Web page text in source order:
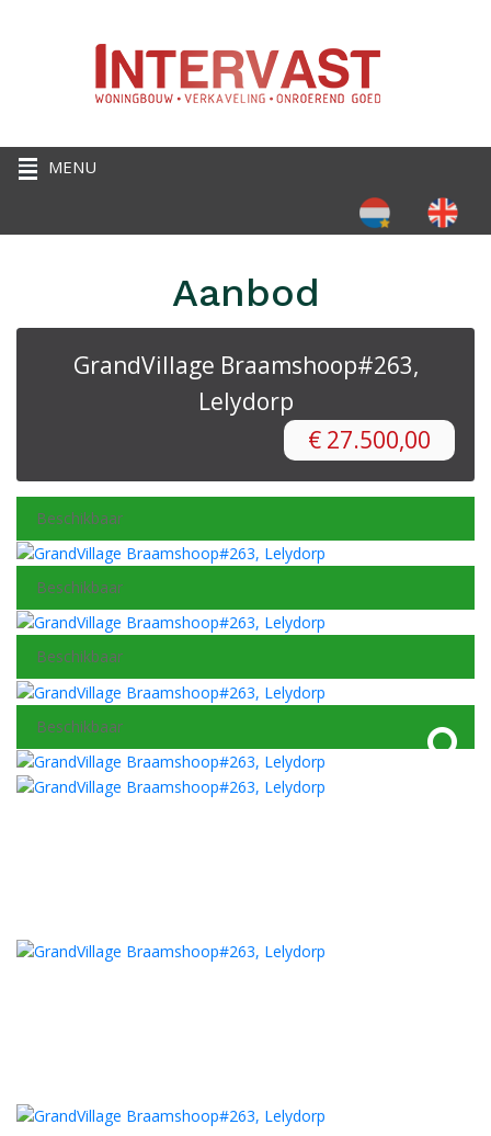
Aanbod
GrandVillage Braamshoop#263,
Lelydorp
€ 27.500,00
Beschikbaar
Beschikbaar
Beschikbaar
Beschikbaar